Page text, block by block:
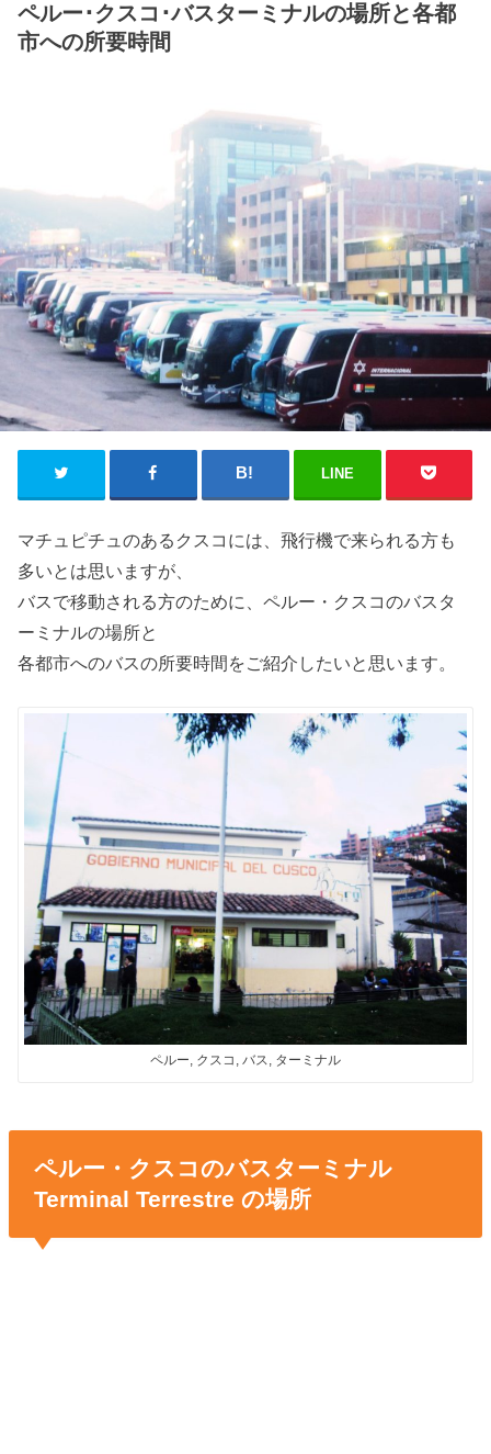
ペルー･クスコ･バスターミナルの場所と各都
市への所要時間
LINE
マチュピチュのあるクスコには、飛行機で来られる方も
多いとは思いますが、
バスで移動される方のために、ペルー・クスコのバスタ
ーミナルの場所と
各都市へのバスの所要時間をご紹介したいと思います。
ペルー, クスコ, バス, ターミナル
ペルー・クスコのバスターミナル
Terminal Terrestre の場所